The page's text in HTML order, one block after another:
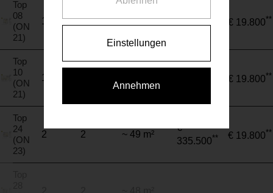
Top
08
(ON
21)
1 2 ~ 48 m²
319.000
€ 19.800**
Top
10
(ON
21)
1
€
€ 19.800**
Top
24
(ON
23)
2 2 ~ 49 m²
€
335.500** € 19.800**
Einstellungen
Annehmen